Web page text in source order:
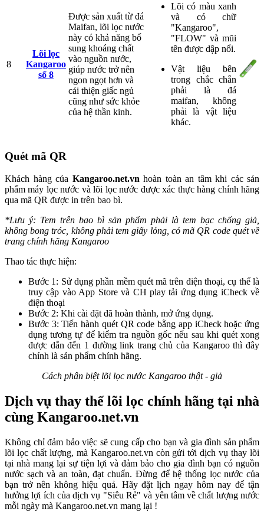
8
Lõi lọc
Kangaroo
số 8
Được sản xuất từ đá
Maifan, lõi lọc nước
này có khả năng bổ
sung khoáng chất
vào nguồn nước,
giúp nước trở nên
ngon ngọt hơn và
cải thiện giấc ngủ
cũng như sức khỏe
của hệ thần kinh.
Lõi có màu xanh
và có chữ
"Kangaroo",
"FLOW" và mũi
tên được dập nổi.
Vật liệu bên
trong chắc chắn
phải là đá
maifan, không
phải là vật liệu
khác.
Quét mã QR
Khách hàng của Kangaroo.net.vn hoàn toàn an tâm khi các sản
phẩm máy lọc nước và lõi lọc nước được xác thực hàng chính hãng
qua mã QR được in trên bao bì.
*Lưu ý: Tem trên bao bì sản phẩm phải là tem bạc chống giả,
không bong tróc, không phải tem giấy lỏng, có mã QR code quét về
trang chính hãng Kangaroo
Thao tác thực hiện:
Bước 1: Sử dụng phần mềm quét mã trên điện thoại, cụ thể là
truy cập vào App Store và CH play tải ứng dụng iCheck về
điện thoại
Bước 2: Khi cài đặt đã hoàn thành, mở ứng dụng.
Bước 3: Tiến hành quét QR code bằng app iCheck hoặc ứng
dụng tương tự để kiểm tra nguồn gốc nếu sau khi quét xong
được dẫn đến 1 đường link trang chủ của Kangaroo thì đây
chính là sản phẩm chính hãng.
Cách phân biệt lõi lọc nước Kangaroo thật - giả
Dịch vụ thay thế lõi lọc chính hãng tại nhà
cùng Kangaroo.net.vn
Không chỉ đảm bảo việc sẽ cung cấp cho bạn và gia đình sản phẩm
lõi lọc chất lượng, mà Kangaroo.net.vn còn gửi tới dịch vụ thay lõi
tại nhà mang lại sự tiện lợi và đảm bảo cho gia đình bạn có nguồn
nước sạch và an toàn, đạt chuẩn. Đừng để hệ thống lọc nước của
bạn trở nên không hiệu quả. Hãy đặt lịch ngay hôm nay để tận
hưởng lợi ích của dịch vụ "Siêu Rẻ" và yên tâm về chất lượng nước
mỗi ngày mà Kangaroo.net.vn mang lại !